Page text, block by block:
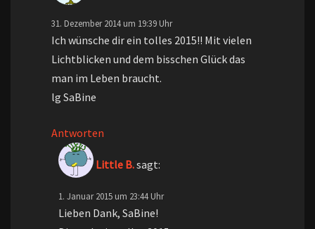
31. Dezember 2014 um 19:39 Uhr
Ich wünsche dir ein tolles 2015!! Mit vielen
Lichtblicken und dem bisschen Glück das
man im Leben braucht.
lg SaBine
Antworten
Little B.sagt:
1. Januar 2015 um 23:44 Uhr
Lieben Dank, SaBine!